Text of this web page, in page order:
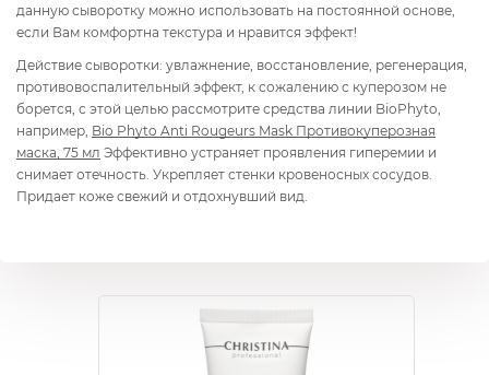
данную сыворотку можно использовать на постоянной основе,
если Вам комфортна текстура и нравится эффект!
Действие сыворотки: увлажнение, восстановление, регенерация,
противовоспалительный эффект, к сожалению с куперозом не
борется, с этой целью рассмотрите средства линии BioPhyto,
например, Bio Phyto Anti Rougeurs Mask Противокуперозная
маска, 75 мл Эффективно устраняет проявления гиперемии и
снимает отечность. Укрепляет стенки кровеносных сосудов.
Придает коже свежий и отдохнувший вид.